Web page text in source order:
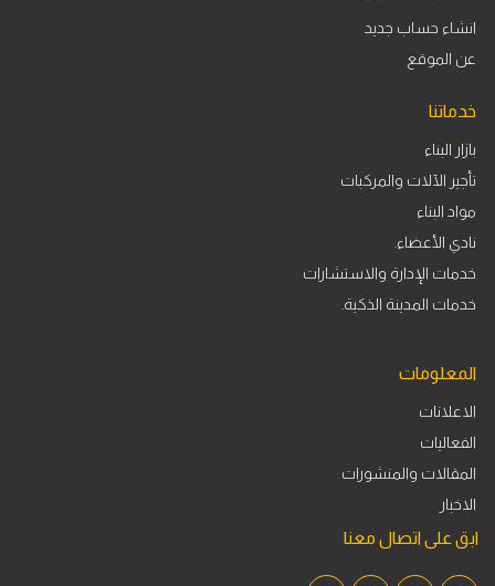
انشاء حساب جديد
عن الموقع
خدماتنا
بازار البناء
تأجير الآلات والمركبات
مواد البناء
نادي الأعضاء.
خدمات الإدارة والاستشارات
خدمات المدينة الذكية.
المعلومات
الاعلانات
الفعاليات
المقالات والمنشورات
الاخبار
ابق على اتصال معنا